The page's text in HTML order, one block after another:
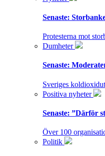
Senaste:
Protesterna mot
Dumheter
Senaste:
Sveriges
Positiva nyheter
Senaste: ”Därför
Över 100
Politik